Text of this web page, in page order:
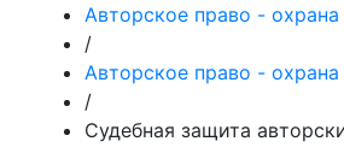
Авторское право - охрана
/
Авторское право -
/
Судебная защита